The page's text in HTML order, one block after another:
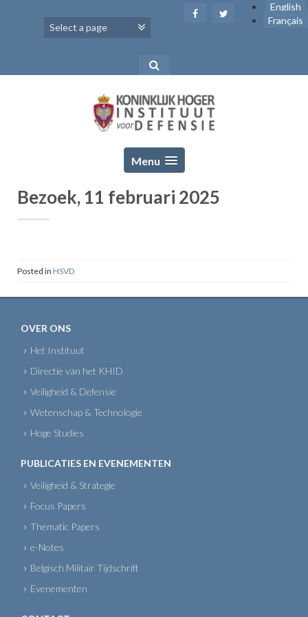
English
Français
Menu
Bezoek, 11 februari 2025
Posted in HSVD
OVER ONS
Het Instituut
Directie van het KHID
Veiligheid & Defensie
Wetenschap & Technologie
Hoge Studies
PUBLICATIES EN EVENEMENTEN
Veiligheid & Strategie
Focus Papers
Thematic Papers
e-Notes
Belgisch Militair Tijdschrift
Evenementen